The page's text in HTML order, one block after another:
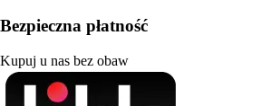
Bezpieczna płatność
Kupuj u nas bez obaw